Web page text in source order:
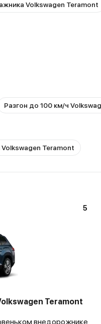
Volkswagen Teramont
Разгон до 100 км/ч
Teramont
5
Teramont
внедорожнике